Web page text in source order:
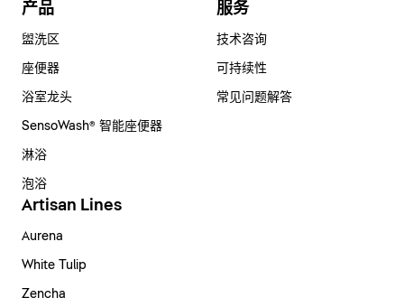
产品
盥洗区
座便器
浴室龙头
SensoWash® 智能座便器
淋浴
泡浴
服务
技术咨询
可持续性
常见问题解答
Artisan Lines
Aurena
White Tulip
Zencha